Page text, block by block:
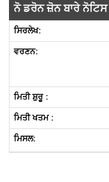
ਨੋ ਡਰੋਨ ਜ਼ੋਨ ਬਾਰੇ ਨੋਟਿਸ